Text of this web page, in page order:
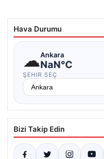
Hava Durumu
☁Ankara
NaN°C
ŞEHIR SEÇ
Bizi Takip Edin